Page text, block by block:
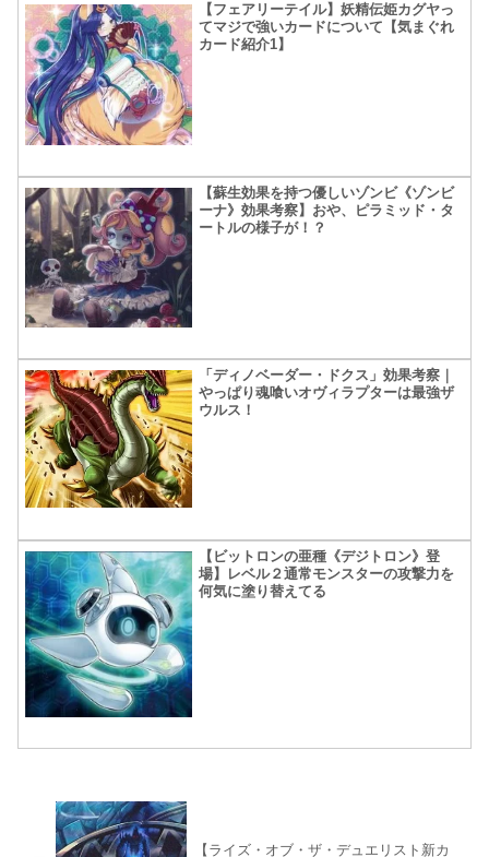
【フェアリーテイル】妖精伝姫カグヤっ
てマジで強いカードについて【気まぐれ
カード紹介1】
【蘇生効果を持つ優しいゾンビ《ゾンビ
ーナ》効果考察】おや、ピラミッド・タ
ートルの様子が！？
「ディノベーダー・ドクス」効果考察｜
やっぱり魂喰いオヴィラプターは最強ザ
ウルス！
【ビットロンの亜種《デジトロン》登
場】レベル２通常モンスターの攻撃力を
何気に塗り替えてる
【ライズ・オブ・ザ・デュエリスト新カ